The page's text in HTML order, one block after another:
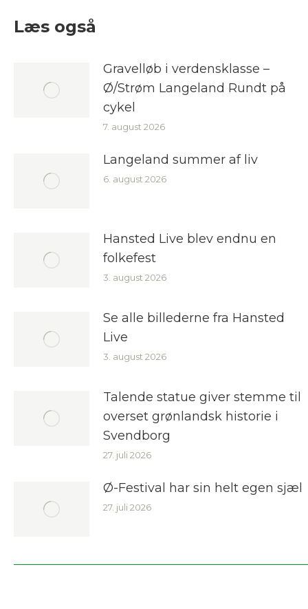
Læs også
Gravelløb i verdensklasse –
Ø/Strøm Langeland Rundt på
cykel
7. august 2026
Langeland summer af liv
6. august 2026
Hansted Live blev endnu en
folkefest
3. august 2026
Se alle billederne fra Hansted
Live
3. august 2026
Talende statue giver stemme til
overset grønlandsk historie i
Svendborg
27. juli 2026
Ø-Festival har sin helt egen sjæl
27. juli 2026